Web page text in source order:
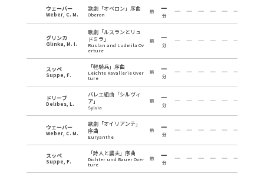
ウェーバー
Weber, C. M.
歌劇「オベロン」序曲
Oberon
前
分
グリンカ
Glinka, M. I.
歌劇「ルスランとリュ
ドミラ」
Ruslan and Ludmila Ov
erture
前
分
スッペ
Suppe, F.
「軽騎兵」序曲
Leichte Kavallerie Over
ture
前
分
ドリーブ
Delibes, L.
バレエ組曲「シルヴィ
ア」
Sylvia
前
分
ウェーバー
Weber, C. M.
歌劇「オイリアンテ」
序曲
Euryanthe
前
分
スッペ
Suppe, F.
「詩人と農夫」序曲
Dichter und Bauer Over
ture
前
分